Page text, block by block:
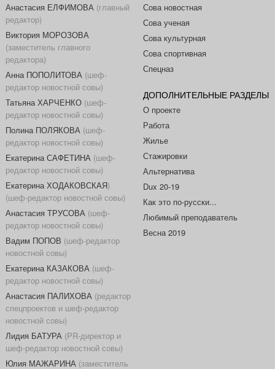
Анастасия ЕЛФИМОВА (главный
редактор)
Виктория МОРОЗОВА
(заместитель главного
редактора)
Анна ПОПОЛИТОВА (шеф-
редактор новостной совы)
Татьяна ХАРЧЕНКО(шеф-
редактор новостной совы)
Полина ПОЛЯКОВА (шеф-
редактор новостной совы)
Екатерина САФЕТИНА (шеф-
редактор новостной совы)
Екатерина ХОДАКОВСКАЯ)
(шеф-редактор новостной совы)
Анастасия ТРУСОВА (шеф-
редактор новостной совы)
Вадим ПОПОВ (шеф-редактор
новостной совы)
Екатерина КАЗАКОВА (шеф-
редактор новостной совы)
Анастасия ПАЛИХОВА (редактор
спецпроектов и шеф-редактор
новостной совы)
Лидия БАТУРА (PR-директор и
шеф-редактор новостной совы)
Юлия МАЖАРИНА (заместитель
Сова новостная
Сова ученая
Сова культурная
Сова спортивная
Спецназ
ДОПОЛНИТЕЛЬНЫЕ РАЗДЕЛЫ
О проекте
Работа
Жилье
Стажировки
Альтернатива
Dux 20-19
Как это по-русски...
Любимый преподаватель
Весна 2019